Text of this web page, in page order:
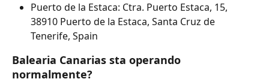
Puerto de la Estaca: Ctra. Puerto Estaca, 15,
38910 Puerto de la Estaca, Santa Cruz de
Tenerife, Spain
Balearia Canarias sta operando
normalmente?